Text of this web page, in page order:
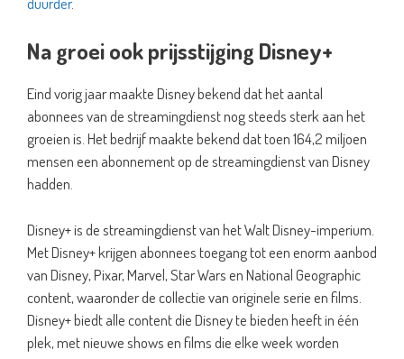
Na groei ook prijsstijging Disney+
Eind vorig jaar maakte Disney bekend dat het aantal
abonnees van de streamingdienst nog steeds sterk aan het
groeien is. Het bedrijf maakte bekend dat toen 164,2 miljoen
mensen een abonnement op de streamingdienst van Disney
hadden.
Disney+ is de streamingdienst van het Walt Disney-imperium.
Met Disney+ krijgen abonnees toegang tot een enorm aanbod
van Disney, Pixar, Marvel, Star Wars en National Geographic
content, waaronder de collectie van originele serie en films.
Disney+ biedt alle content die Disney te bieden heeft in één
plek, met nieuwe shows en films die elke week worden